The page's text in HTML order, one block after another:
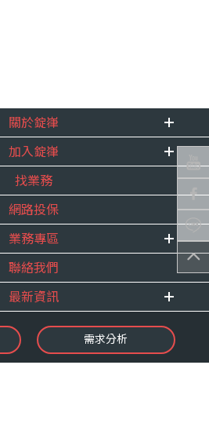
關於錠嵂
企業資訊
重要事跡
得獎紀錄
服務宣言
合作夥伴
加入錠嵂
內勤招聘
精英招募
年度增員計畫
找業務
網路投保
業務專區
E 線資源網
聯絡我們
最新資訊
最新消息
錠嵂焦點
需求分析